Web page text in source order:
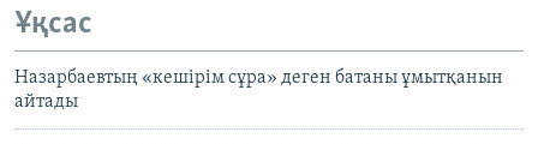
Ұқсас
Назарбаевтың «кешірім сұра» деген батаны ұмытқанын
айтады